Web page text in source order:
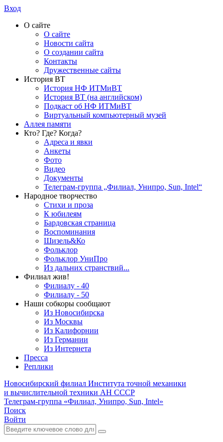
Вход
О сайте
О сайте
Новости сайта
О создании сайта
Контакты
Дружественные сайты
История ВТ
История НФ ИТМиВТ
История ВТ (на английском)
Подкаст об НФ ИТМиВТ
Виртуальный компьютерный музей
Аллея памяти
Кто? Где? Когда?
Адреса и явки
Анкеты
Фото
Видео
Документы
Телеграм-группа „Филиал, Унипро, Sun, Intel“
Народное творчество
Стихи и проза
К юбилеям
Бардовская страница
Воспоминания
Шизель&Ко
Фольклор
Фольклор УниПро
Из дальних странствий...
Филиал жив!
Филиалу - 40
Филиалу - 50
Наши собкоры сообщают
Из Новосибирска
Из Москвы
Из Калифорнии
Из Германии
Из Интернета
Пресса
Реплики
Новосибирский филиал Института точной механики
и вычислительной техники АН СССР
Телеграм-группа «Филиал, Унипро, Sun, Intel»
Поиск
Войти